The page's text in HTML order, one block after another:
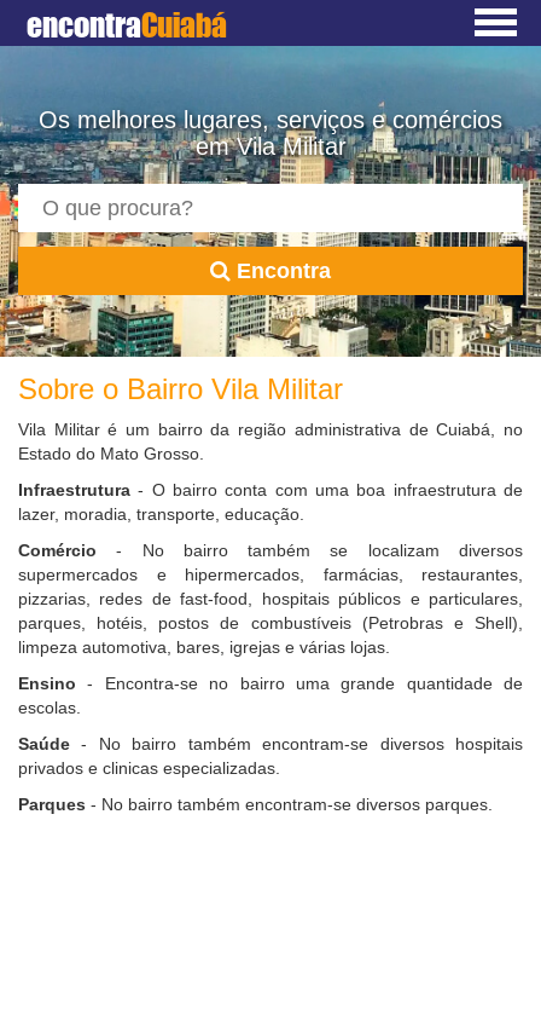
encontraCuiabá
Os melhores lugares, serviços e comércios
em Vila Militar
Encontra
Sobre o Bairro Vila Militar
Vila Militar é um bairro da região administrativa de Cuiabá, no
Estado do Mato Grosso.
Infraestrutura - O bairro conta com uma boa infraestrutura de
lazer, moradia, transporte, educação.
Comércio - No bairro também se localizam diversos
supermercados e hipermercados, farmácias, restaurantes,
pizzarias, redes de fast-food, hospitais públicos e particulares,
parques, hotéis, postos de combustíveis (Petrobras e Shell),
limpeza automotiva, bares, igrejas e várias lojas.
Ensino - Encontra-se no bairro uma grande quantidade de
escolas.
Saúde - No bairro também encontram-se diversos hospitais
privados e clinicas especializadas.
Parques - No bairro também encontram-se diversos parques.